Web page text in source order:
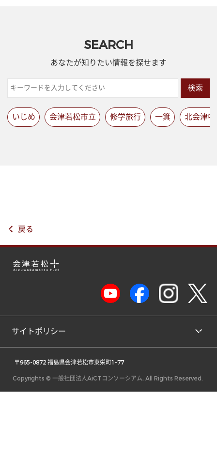
SEARCH
あなたが知りたい情報を探せます
検索
いじめ 会津若松市立 修学旅行 一箕 北会津中
戻る
サイトポリシー
〒965-0872 福島県会津若松市東栄町1-77
Copyrights © 一般社団法人AiCTコンソーシアム, All Rights Reserved.